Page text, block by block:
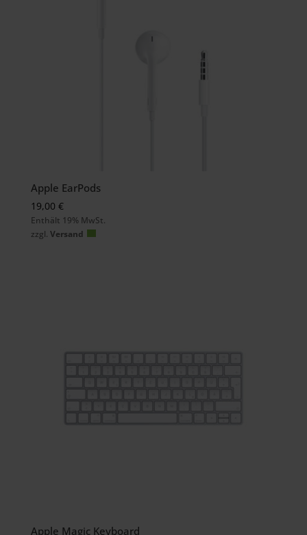
Apple EarPods
19,00 €
Enthält 19% MwSt.
zzgl. Versand
Apple Magic Keyboard